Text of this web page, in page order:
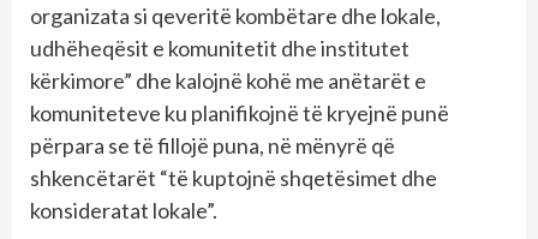
organizata si qeveritë kombëtare dhe lokale,
udhëheqësit e komunitetit dhe institutet
kërkimore” dhe kalojnë kohë me anëtarët e
komuniteteve ku planifikojnë të kryejnë punë
përpara se të fillojë puna, në mënyrë që
shkencëtarët “të kuptojnë shqetësimet dhe
konsideratat lokale”.